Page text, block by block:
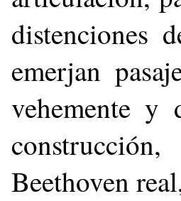
distenciones
emerjan
vehemente y
Beethoven